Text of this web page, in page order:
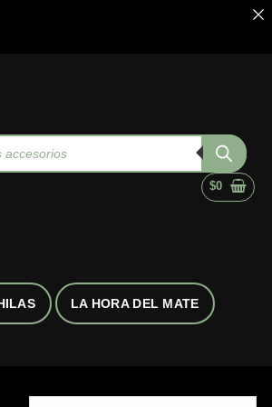
$0
LA HORA DEL MATE